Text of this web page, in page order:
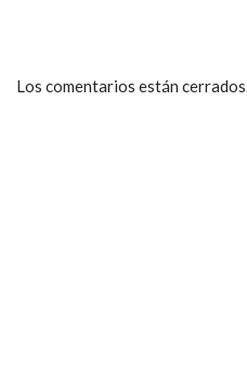
Los comentarios están cerrados.